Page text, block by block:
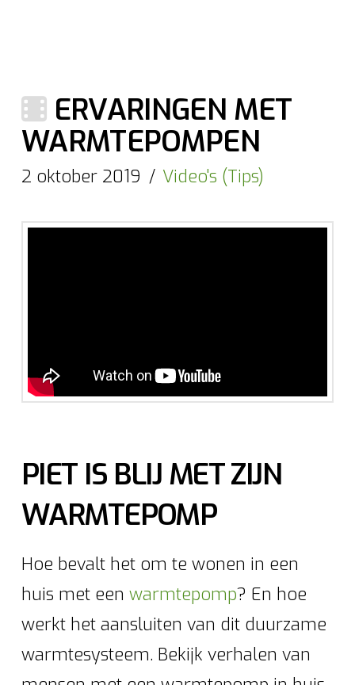
ERVARINGEN MET
WARMTEPOMPEN
2 oktober 2019 Video's (Tips)
PIET IS BLIJ MET ZIJN
WARMTEPOMP
Hoe bevalt het om te wonen in een
huis met een warmtepomp? En hoe
werkt het aansluiten van dit duurzame
warmtesysteem. Bekijk verhalen van